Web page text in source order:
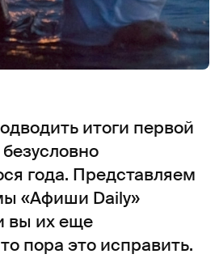
итоги первой
года. Представляем
«Афиши Daily»
вы их еще
пора это исправить.